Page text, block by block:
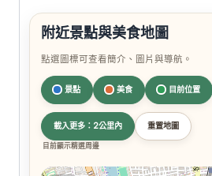
附近景點與美食地圖
點選圖標可查看簡介、圖片與導航。
景點 美食 目前位置
載入更多：2公里內 重置地圖
目前顯示精選周邊